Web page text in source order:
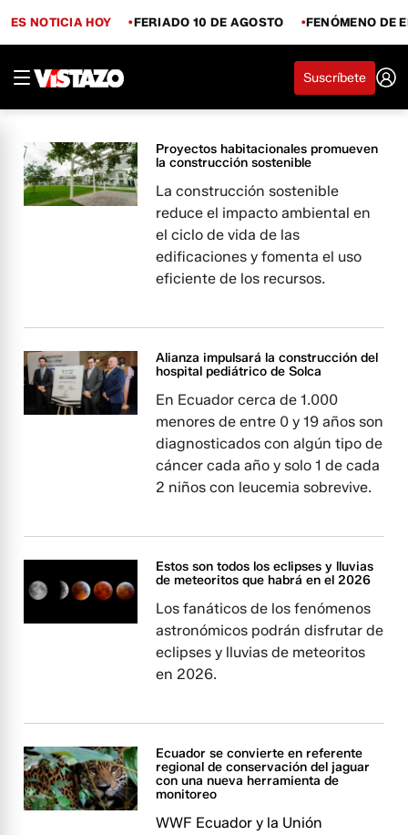
ES NOTICIA HOY FERIADO 10 DE AGOSTO FENÓMENO DE
Suscríbete
Proyectos habitacionales promueven
la construcción sostenible
La construcción sostenible
reduce el impacto ambiental en
el ciclo de vida de las
edificaciones y fomenta el uso
eficiente de los recursos.
Alianza impulsará la construcción del
hospital pediátrico de Solca
En Ecuador cerca de 1.000
menores de entre 0 y 19 años son
diagnosticados con algún tipo de
cáncer cada año y solo 1 de cada
2 niños con leucemia sobrevive.
Estos son todos los eclipses y lluvias
de meteoritos que habrá en el 2026
Los fanáticos de los fenómenos
astronómicos podrán disfrutar de
eclipses y lluvias de meteoritos
en 2026.
Ecuador se convierte en referente
regional de conservación del jaguar
con una nueva herramienta de
monitoreo
WWF Ecuador y la Unión